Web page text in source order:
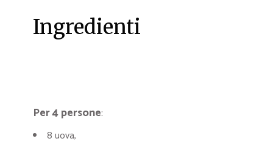
Ingredienti
Per 4 persone:
8 uova,